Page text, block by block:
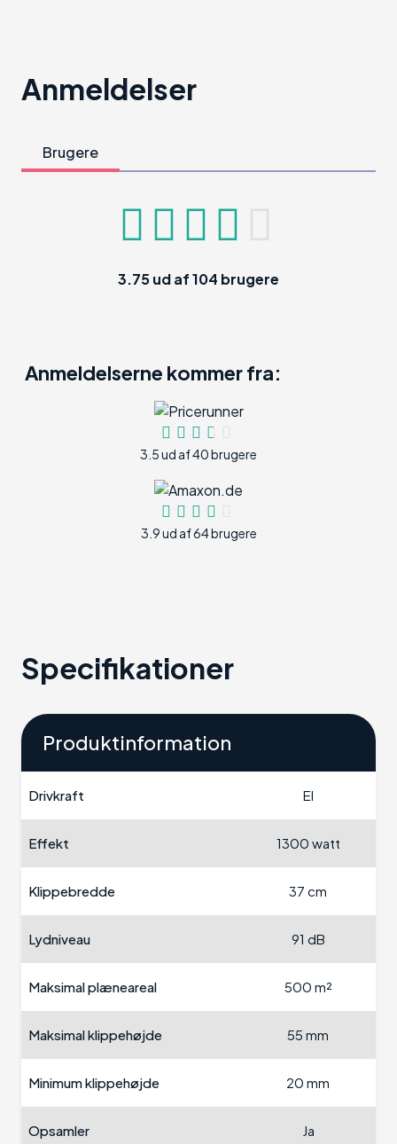
Anmeldelser
Brugere
3.75ud af104 brugere
Anmeldelserne kommer fra:
3.5 ud af 40 brugere
3.9 ud af 64 brugere
Specifikationer
Produktinformation
Drivkraft El
Effekt 1300 watt
Klippebredde 37 cm
Lydniveau 91 dB
Maksimal plæneareal 500 m²
Maksimal klippehøjde 55 mm
Minimum klippehøjde 20 mm
Opsamler Ja